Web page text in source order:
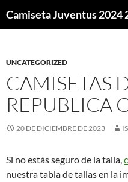
UNCATEGORIZED
CAMISETAS
REPUBLICA
20 DE DICIEMBRE DE 2023
Si no estás seguro de la talla,
nuestra tabla de tallas en la